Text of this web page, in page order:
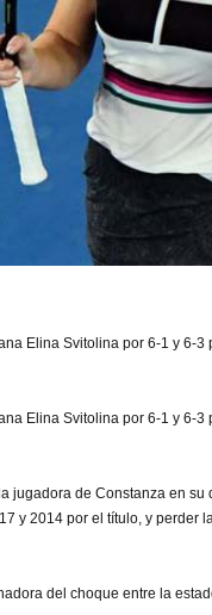
Elina Svitolina por 6-1 y 6-
Elina Svitolina por 6-1 y 6-
jugadora de Constanza en su
y 2014 por el título, y perder
del choque entre la